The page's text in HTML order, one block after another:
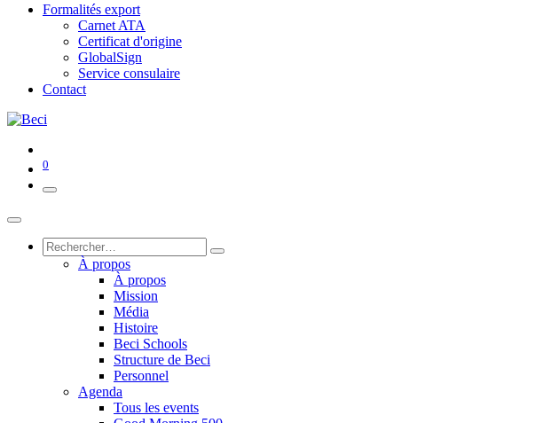
Formalités export
Carnet ATA
Certificat d'origine
GlobalSign
Service consulaire
Contact
0
À propos
À propos
Mission
Média
Histoire
Beci Schools
Structure de Beci
Personnel
Agenda
Tous les events